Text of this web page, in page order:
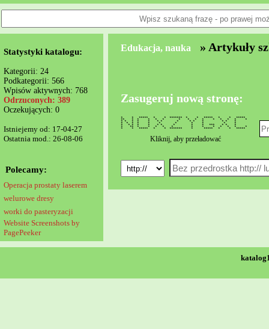
Statystyki katalogu:
Kategorii: 24
Podkategorii: 566
Wpisów aktywnych: 768
Odrzuconych: 389
Oczekujących: 0
Istniejemy od: 17-04-27
Ostatnia mod.: 26-08-06
Polecamy:
Operacja prostaty laserem
welurowe dresy
worki do pasteryzacji
Website Screenshots by
PagePeeker
Edukacja, nauka » Artykuły
Zasugeruj nową stronę:
* * ***** * * ******* * * ***** * * *****
** * * * * * * * * * * * * * *
* * * * * * * * * * * * * *
* * * * * * * * * * *
* * * * * * * * * * *** * * *
* ** * * * * * * * * * * * *
* * ***** * * ******* * ***** * * *****
Kliknij, aby przeładować